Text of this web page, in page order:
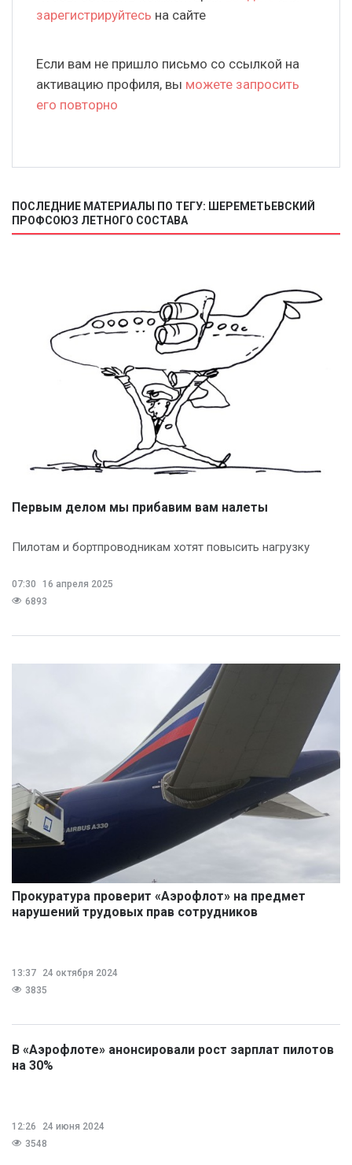
зарегистрируйтесь на сайте
Если вам не пришло письмо со ссылкой на
активацию профиля, вы можете запросить
его повторно
ПОСЛЕДНИЕ МАТЕРИАЛЫ ПО ТЕГУ: ШЕРЕМЕТЬЕВСКИЙ
ПРОФСОЮЗ ЛЕТНОГО СОСТАВА
Первым делом мы прибавим вам налеты
Пилотам и бортпроводникам хотят повысить нагрузку
07:30
16 апреля 2025
6893
Прокуратура проверит «Аэрофлот» на предмет
нарушений трудовых прав сотрудников
13:37
24 октября 2024
3835
В «Аэрофлоте» анонсировали рост зарплат пилотов
на 30%
12:26
24 июня 2024
3548